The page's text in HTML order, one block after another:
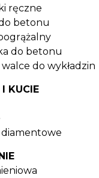
ręczne
betonu
do betonu
do wykładzin
I KUCIE